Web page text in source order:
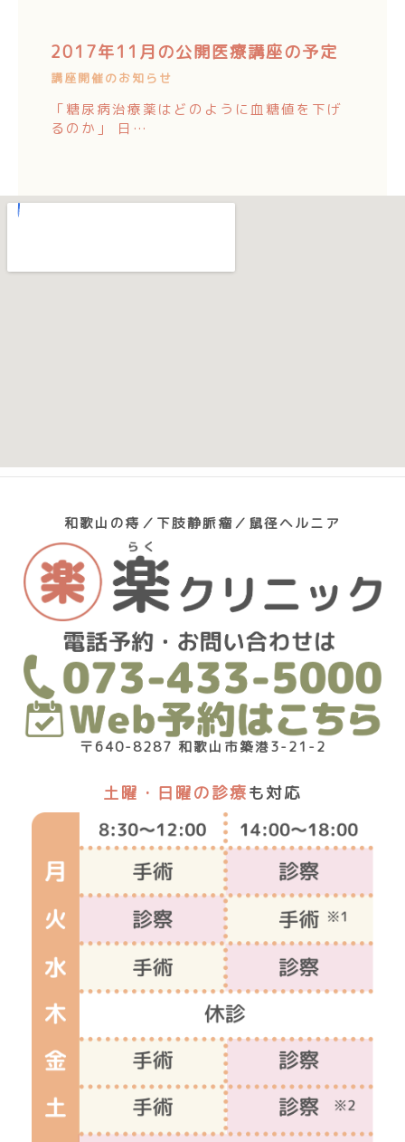
2017年11月の公開医療講座の予定
講座開催のお知らせ
「糖尿病治療薬はどのように血糖値を下げ
るのか」 日…
和歌山の痔／下肢静脈瘤／鼠径ヘルニア
〒640-8287 和歌山市築港3-21-2
土曜・日曜の診療も対応